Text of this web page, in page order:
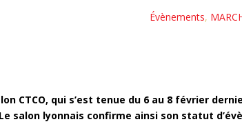
Évènements,
CTCO, qui s’est tenue du 6 au 8 février
salon lyonnais confirme ainsi son statut